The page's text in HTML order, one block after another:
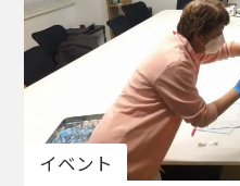
イベント